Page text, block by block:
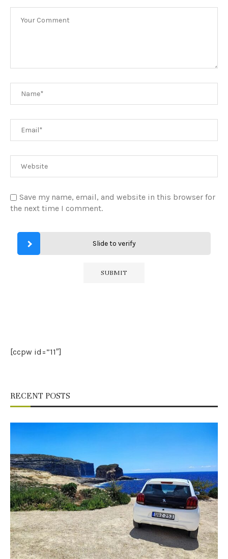
Save my name, email, and website in this browser for
the next time I comment.
Slide to verify
[ccpw id=”11″]
RECENT POSTS